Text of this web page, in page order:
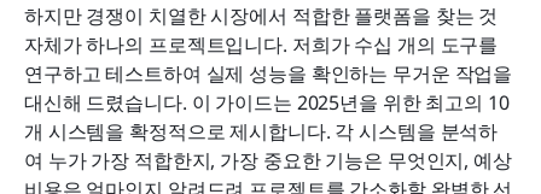
하지만 경쟁이 치열한 시장에서 적합한 플랫폼을 찾는 것
자체가 하나의 프로젝트입니다. 저희가 수십 개의 도구를
연구하고 테스트하여 실제 성능을 확인하는 무거운 작업을
대신해 드렸습니다. 이 가이드는 2025년을 위한 최고의 10
개 시스템을 확정적으로 제시합니다. 각 시스템을 분석하
여 누가 가장 적합한지, 가장 중요한 기능은 무엇인지, 예상
비용은 얼마인지 알려드려 프로젝트를 간소화할 완벽한 선